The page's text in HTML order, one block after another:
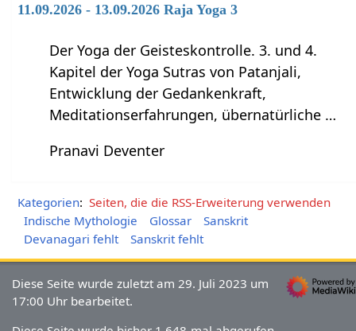
11.09.2026 - 13.09.2026 Raja Yoga 3
Der Yoga der Geisteskontrolle. 3. und 4.
Kapitel der Yoga Sutras von Patanjali,
Entwicklung der Gedankenkraft,
Meditationserfahrungen, übernatürliche …
Pranavi Deventer
Kategorien: Seiten, die die RSS-Erweiterung verwenden
Indische Mythologie
Glossar
Sanskrit
Devanagari fehlt
Sanskrit fehlt
Diese Seite wurde zuletzt am 29. Juli 2023 um
17:00 Uhr bearbeitet.